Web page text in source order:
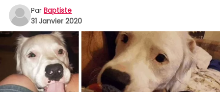
Par Baptiste
31 Janvier 2020